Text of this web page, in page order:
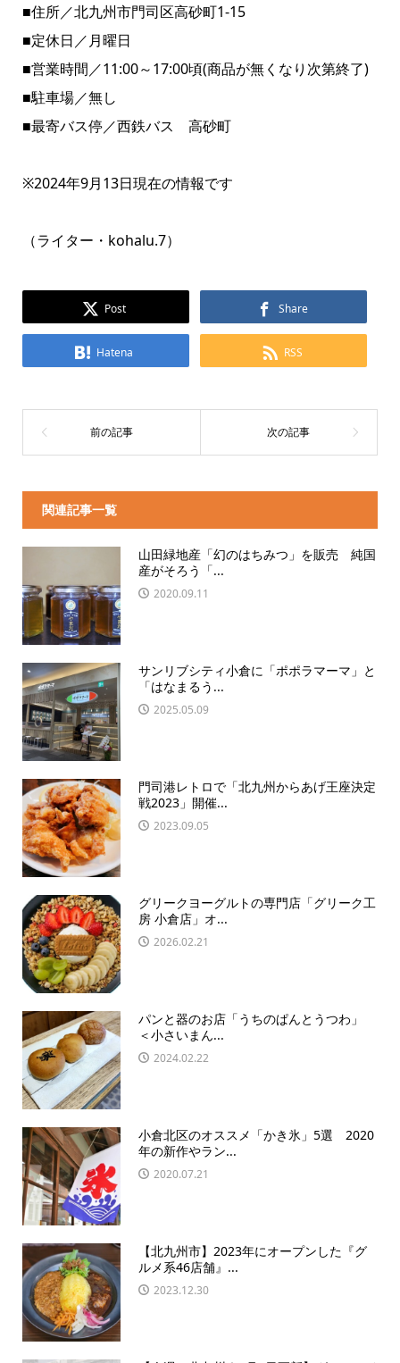
■住所／北九州市門司区高砂町1‐15
■定休日／月曜日
■営業時間／11:00～17:00頃(商品が無くなり次第終了)
■駐車場／無し
■最寄バス停／西鉄バス 高砂町
※2024年9月13日現在の情報です
（ライター・kohalu.7）
Post Share
Hatena RSS
関連記事一覧
山田緑地産「幻のはちみつ」を販売 純国
産がそろう「...
2020.09.11
サンリブシティ小倉に「ポポラマーマ」と
「はなまるう...
2025.05.09
門司港レトロで「北九州からあげ王座決定
戦2023」開催...
2023.09.05
グリークヨーグルトの専門店「グリーク工
房 小倉店」オ...
2026.02.21
パンと器のお店「うちのぱんとうつわ」
＜小さいまん...
2024.02.22
小倉北区のオススメ「かき氷」5選 2020
年の新作やラン...
2020.07.21
【北九州市】2023年にオープンした『グ
ルメ系46店舗』...
2023.12.30